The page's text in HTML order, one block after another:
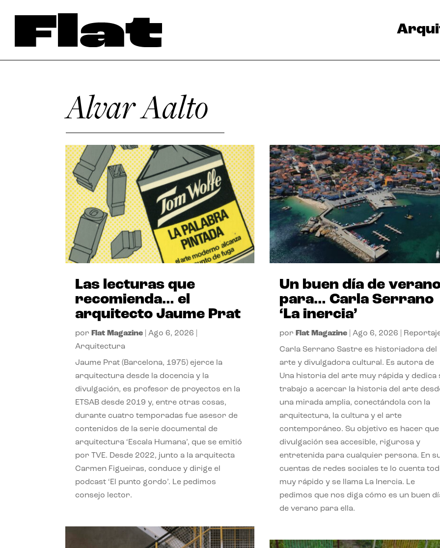
Alvar Aalto
Las lecturas que
recomienda… el
arquitecto Jaume Prat
por Flat Magazine |Ago 6, 2026
Arquitectura
Jaume Prat (Barcelona, 1975) ejerce la
arquitectura desde la docencia y la
divulgación, es profesor de proyectos en la
ETSAB desde 2019 y, entre otras cosas,
durante cuatro temporadas fue asesor de
contenidos de la serie documental de
arquitectura ‘Escala Humana’, que se emitió
por TVE. Desde 2022, junto a la arquitecta
Carmen Figueiras, conduce y dirige el
podcast ‘El punto gordo’. Le pedimos
consejo lector.
Un buen día de
para… Carla Serrano
‘La inercia’
por Flat Magazine| Ago 6, 2026
Carla Serrano Sastre es historiadora del
arte y divulgadora cultural. Es autora de
Una historia del arte muy rápida y dedica
trabajo a acercar la historia del arte
una mirada amplia, conectándola con la
arquitectura, la cultura y el arte
contemporáneo. Su objetivo es hacer que
divulgación sea accesible, rigurosa y
entretenida para cualquier persona. En
cuentas de redes sociales te lo cuenta
muy rápido y se llama La Inercia. Le
pedimos que nos diga cómo es un buen
de verano para ella.